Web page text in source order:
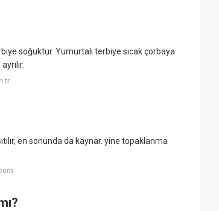
soğuktur. Yumurtalı terbiye sıcak çorbaya
en sonunda da kaynar. yine topaklanma